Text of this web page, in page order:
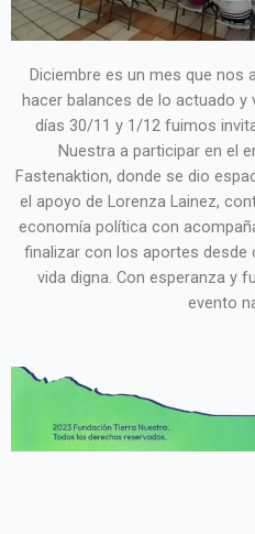
Diciembre es un mes que nos
hacer balances de lo actuado
días 30/11 y 1/12 fuimos
Nuestra a participar en el
Fastenaktion, donde se dio
el apoyo de Lorenza Lainez,
economía política con
finalizar con los aportes desde
vida digna. Con esperanza y
evento